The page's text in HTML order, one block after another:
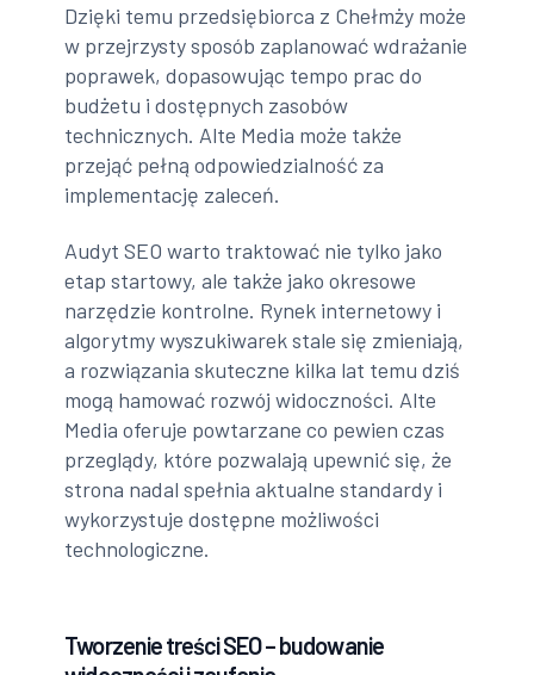
Dzięki temu przedsiębiorca z Chełmży może
w przejrzysty sposób zaplanować wdrażanie
poprawek, dopasowując tempo prac do
budżetu i dostępnych zasobów
technicznych. Alte Media może także
przejąć pełną odpowiedzialność za
implementację zaleceń.
Audyt SEO warto traktować nie tylko jako
etap startowy, ale także jako okresowe
narzędzie kontrolne. Rynek internetowy i
algorytmy wyszukiwarek stale się zmieniają,
a rozwiązania skuteczne kilka lat temu dziś
mogą hamować rozwój widoczności. Alte
Media oferuje powtarzane co pewien czas
przeglądy, które pozwalają upewnić się, że
strona nadal spełnia aktualne standardy i
wykorzystuje dostępne możliwości
technologiczne.
Tworzenie treści SEO – budowanie